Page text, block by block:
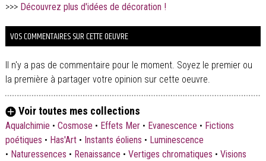
>>> Découvrez plus d'idées de décoration !
VOS COMMENTAIRES SUR CETTE OEUVRE
Il n'y a pas de commentaire pour le moment. Soyez le premier ou
la première à partager votre opinion sur cette oeuvre.
Voir toutes mes collections
Aqualchimie • Cosmose • Effets Mer• Evanescence • Fictions
poétiques • Has'Art• Instants éoliens • Luminescence
• Naturessences • Renaissance • Vertiges chromatiques • Visions